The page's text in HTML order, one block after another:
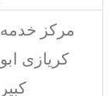
مركز خدمه
كريازى ابو
كبير